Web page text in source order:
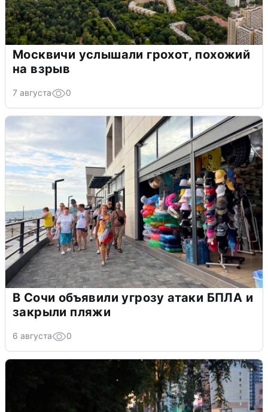
Москвичи услышали грохот, похожий
на взрыв
7 августа 0
В Сочи объявили угрозу атаки БПЛА и
закрыли пляжи
6 августа 0